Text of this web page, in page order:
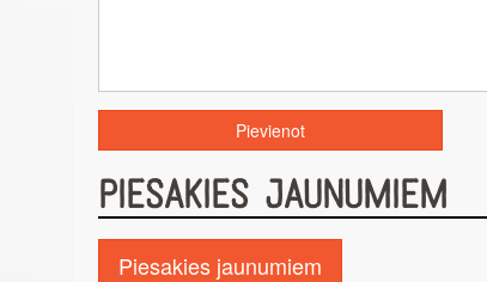
PIESAKIES JAUNUMIEM
Piesakies jaunumiem